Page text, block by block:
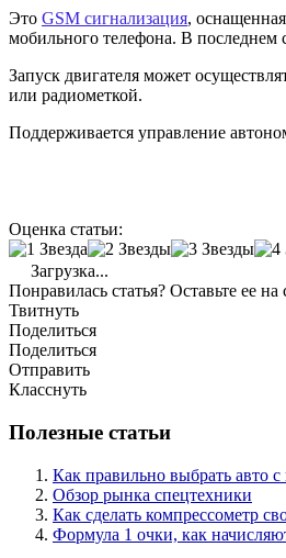
Это GSM сигнализация,
мобильного телефона. В последнем
Запуск двигателя может
или радиометкой.
Поддерживается управление
Оценка статьи:
Загрузка...
Понравилась статья? Оставьте ее
Твитнуть
Поделиться
Поделиться
Отправить
Класснуть
Полезные статьи
Как правильно выбрать авто с
Обзор рынка спецтехники
Как сделать компрессометр
Формула 1 очки, как